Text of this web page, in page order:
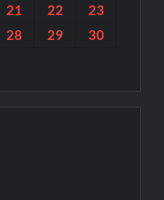
21 22
23
28 29 30